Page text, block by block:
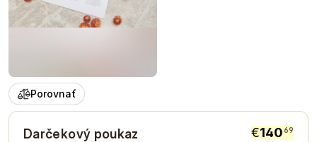
Porovnať
Darčekový poukaz €14069